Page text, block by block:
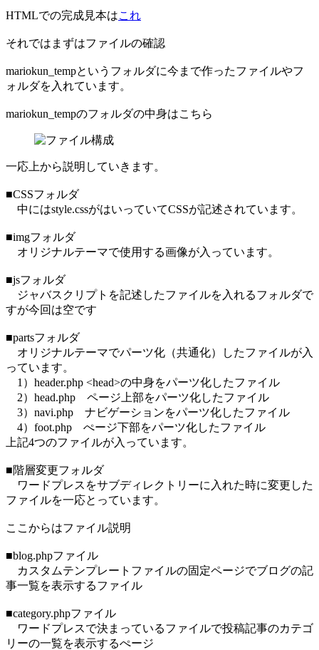
HTMLでの完成見本はこれ
それではまずはファイルの確認
mariokun_tempというフォルダに今まで作ったファイルやフ
ォルダを入れています。
mariokun_tempのフォルダの中身はこちら
一応上から説明していきます。
■CSSフォルダ
中にはstyle.cssがはいっていてCSSが記述されています。
■imgフォルダ
オリジナルテーマで使用する画像が入っています。
■jsフォルダ
ジャバスクリプトを記述したファイルを入れるフォルダで
すが今回は空です
■partsフォルダ
オリジナルテーマでパーツ化（共通化）したファイルが入
っています。
1）header.php <head>の中身をパーツ化したファイル
2）head.php ページ上部をパーツ化したファイル
3）navi.php ナビゲーションをパーツ化したファイル
4）foot.php ぺージ下部をパーツ化したファイル
上記4つのファイルが入っています。
■階層変更フォルダ
ワードプレスをサブディレクトリーに入れた時に変更した
ファイルを一応とっています。
ここからはファイル説明
■blog.phpファイル
カスタムテンプレートファイルの固定ページでブログの記
事一覧を表示するファイル
■category.phpファイル
ワードプレスで決まっているファイルで投稿記事のカテゴ
リーの一覧を表示するぺージ